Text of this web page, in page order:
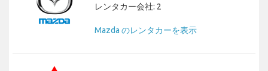
レンタカー会社: 2
Mazda のレンタカーを表示